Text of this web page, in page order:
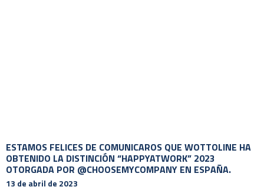
ESTAMOS FELICES DE COMUNICAROS QUE WOTTOLINE HA
OBTENIDO LA DISTINCIÓN “HAPPYATWORK” 2023
OTORGADA POR @CHOOSEMYCOMPANY EN ESPAÑA.
13 de abril de 2023